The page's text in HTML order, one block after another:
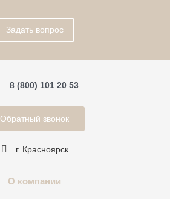
Задать вопрос
8 (800) 101 20 53
Обратный звонок
г. Красноярск
О компании